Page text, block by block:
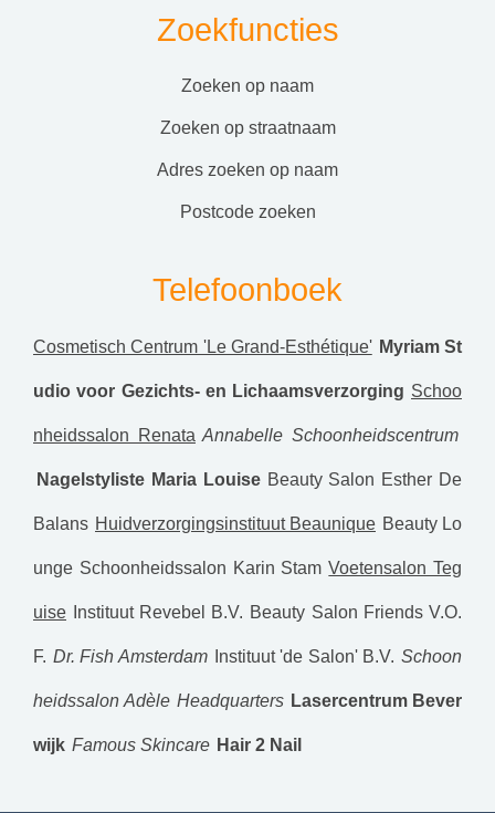
Zoekfuncties
zoeken op naam
zoeken op straatnaam
adres zoeken op naam
postcode zoeken
Telefoonboek
Cosmetisch Centrum 'Le Grand-Esthétique' Myriam St
udio voor Gezichts- en Lichaamsverzorging Schoo
nheidssalon Renata Annabelle Schoonheidscentrum
Nagelstyliste Maria Louise Beauty Salon Esther De
Balans Huidverzorgingsinstituut Beaunique Beauty Lo
unge Schoonheidssalon Karin Stam Voetensalon Teg
uise Instituut Revebel B.V. Beauty Salon Friends V.O.
F. Dr. Fish Amsterdam Instituut 'de Salon' B.V. Schoon
heidssalon Adèle Headquarters Lasercentrum Bever
wijk Famous Skincare Hair 2 Nail